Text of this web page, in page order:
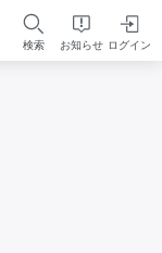
検索 お知らせ ログイン